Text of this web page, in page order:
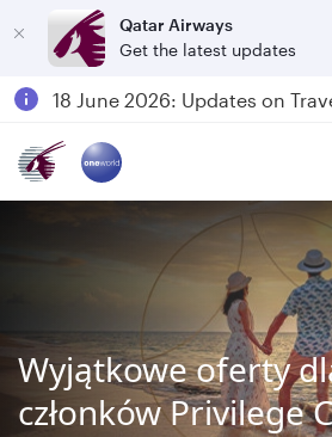
Qatar Airways
Get the latest updates
Wyjątkowe oferty
członków Privilege